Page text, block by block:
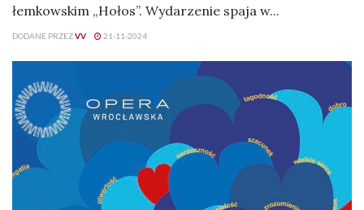
łemkowskim „Hołos”. Wydarzenie spaja w...
DODANE PRZEZVV 21-11-2024